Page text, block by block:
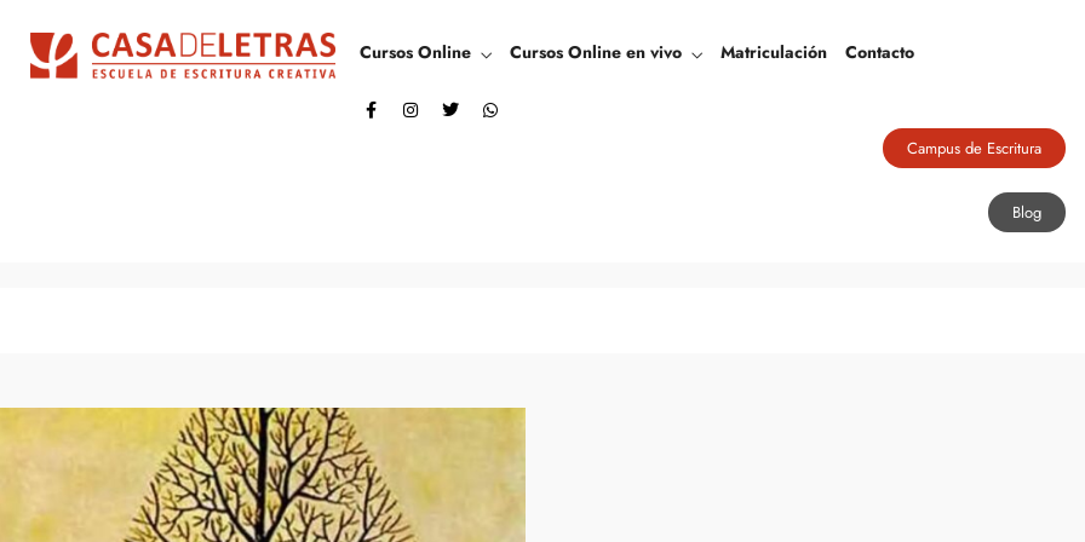
Cursos Online Cursos Online en vivo Matriculación Contacto
Campus de Escritura
Blog